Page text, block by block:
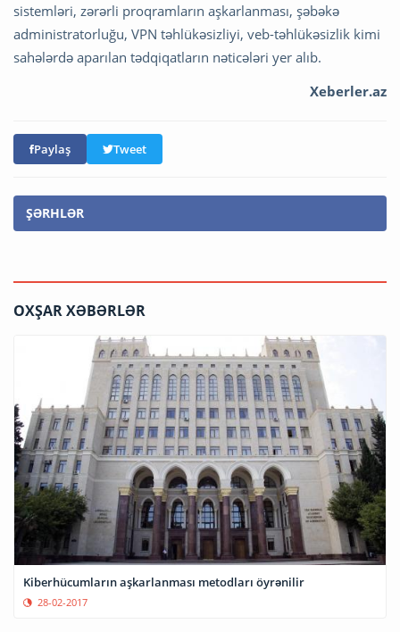
sistemləri, zərərli proqramların aşkarlanması, şəbəkə
administratorluğu, VPN təhlükəsizliyi, veb-təhlükəsizlik kimi
sahələrdə aparılan tədqiqatların nəticələri yer alıb.
Xeberler.az
Paylaş Tweet
ŞƏRHLƏR
OXŞAR XƏBƏRLƏR
Kiberhücumların aşkarlanması metodları öyrənilir
28-02-2017